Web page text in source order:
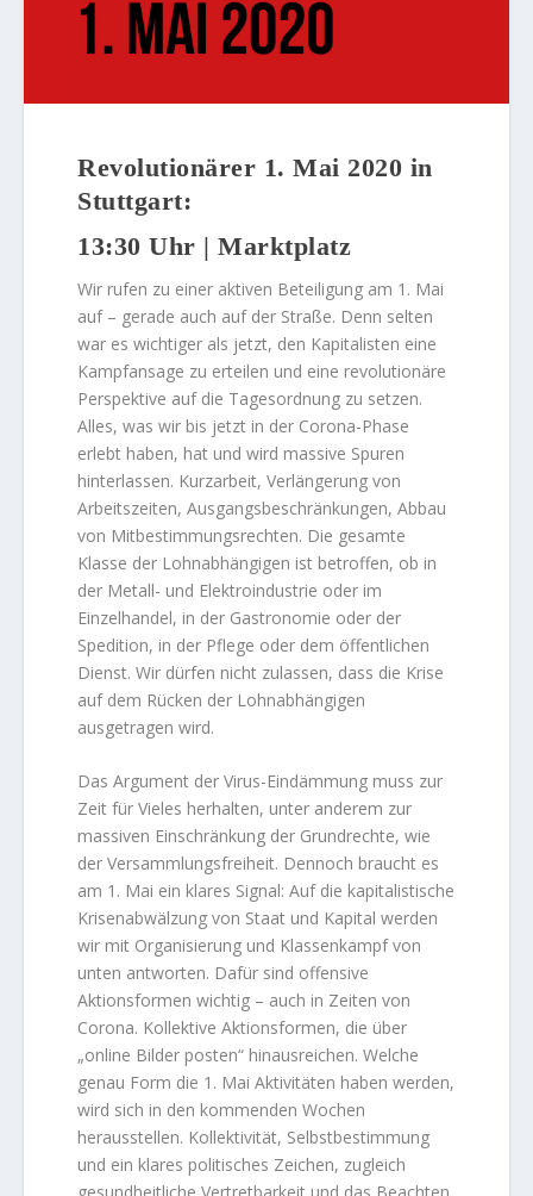
Revolutionärer 1. Mai 2020 in
Stuttgart:
13:30 Uhr | Marktplatz
Wir rufen zu einer aktiven Beteiligung am 1. Mai
auf – gerade auch auf der Straße. Denn selten
war es wichtiger als jetzt, den Kapitalisten eine
Kampfansage zu erteilen und eine revolutionäre
Perspektive auf die Tagesordnung zu setzen.
Alles, was wir bis jetzt in der Corona-Phase
erlebt haben, hat und wird massive Spuren
hinterlassen. Kurzarbeit, Verlängerung von
Arbeitszeiten, Ausgangsbeschränkungen, Abbau
von Mitbestimmungsrechten. Die gesamte
Klasse der Lohnabhängigen ist betroffen, ob in
der Metall- und Elektroindustrie oder im
Einzelhandel, in der Gastronomie oder der
Spedition, in der Pflege oder dem öffentlichen
Dienst. Wir dürfen nicht zulassen, dass die Krise
auf dem Rücken der Lohnabhängigen
ausgetragen wird.
Das Argument der Virus-Eindämmung muss zur
Zeit für Vieles herhalten, unter anderem zur
massiven Einschränkung der Grundrechte, wie
der Versammlungsfreiheit. Dennoch braucht es
am 1. Mai ein klares Signal: Auf die kapitalistische
Krisenabwälzung von Staat und Kapital werden
wir mit Organisierung und Klassenkampf von
unten antworten. Dafür sind offensive
Aktionsformen wichtig – auch in Zeiten von
Corona. Kollektive Aktionsformen, die über
„online Bilder posten“ hinausreichen. Welche
genau Form die 1. Mai Aktivitäten haben werden,
wird sich in den kommenden Wochen
herausstellen. Kollektivität, Selbstbestimmung
und ein klares politisches Zeichen, zugleich